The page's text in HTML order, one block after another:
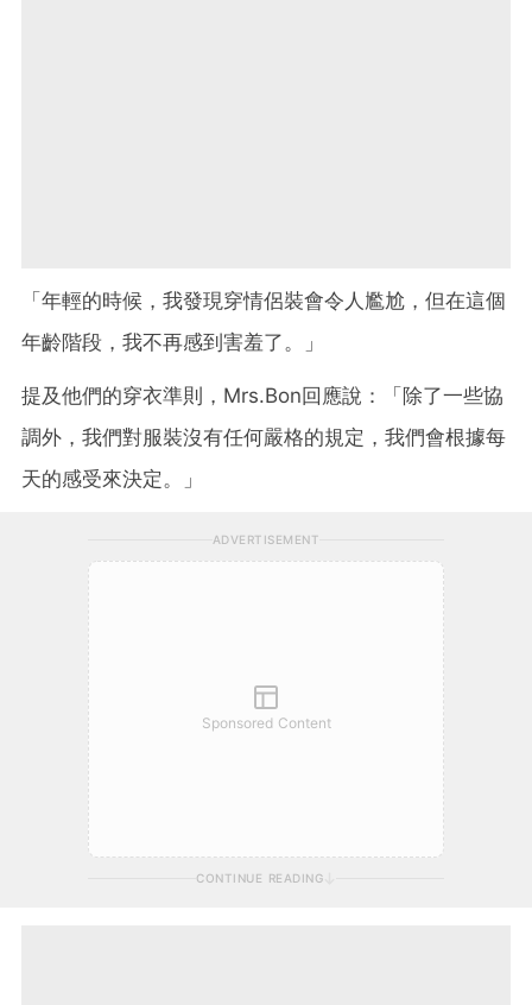
「年輕的時候，我發現穿情侶裝會令人尷尬，但在這個
年齡階段，我不再感到害羞了。」
提及他們的穿衣準則，Mrs.Bon回應說：「除了一些協
調外，我們對服裝沒有任何嚴格的規定，我們會根據每
天的感受來決定。」
ADVERTISEMENT
Sponsored Content
CONTINUE READING